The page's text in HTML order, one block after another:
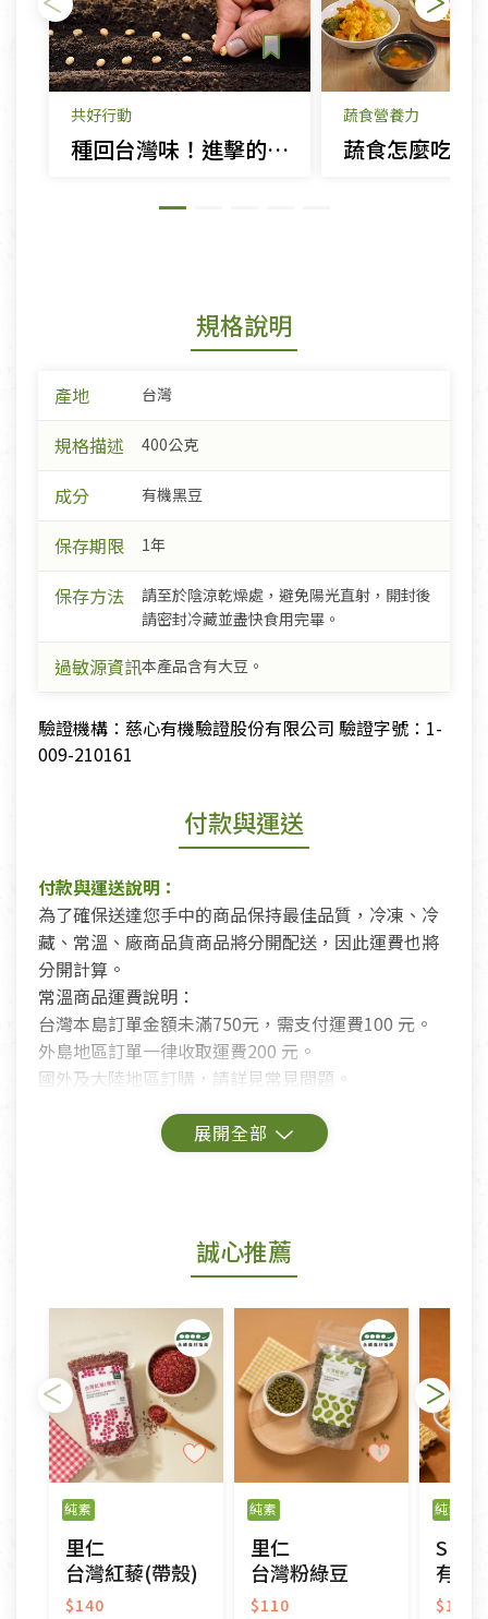
共好行動
種回台灣味！進擊的雜糧 本土的好食代
蔬食營養力
規格說明
產地 台灣
規格描述 400公克
成分 有機黑豆
保存期限 1年
保存方法
請至於陰涼乾燥處，避免陽光直射，開封後
請密封冷藏並盡快食用完畢。
過敏源資訊本產品含有大豆。
驗證機構：慈心有機驗證股份有限公司 驗證字號：1-
009-210161
付款與運送
付款與運送說明：
為了確保送達您手中的商品保持最佳品質，冷凍、冷
藏、常溫、廠商品貨商品將分開配送，因此運費也將
分開計算。
常溫商品運費說明：
台灣本島訂單金額未滿750元，需支付運費100 元。
外島地區訂單一律收取運費200 元。
國外及大陸地區訂購，請詳見常見問題。
鑑賞期商品說明：
若您購買的商品有下列「不適用七天鑑賞期商品」情
形者，除商品瑕疵以外，恕不接受退換貨.
依消保法之規定提供該商品七天免費鑑賞期(含例假
日)的服務，原則上若商品未經使用或被汙損(除商品
瑕疵)，一般皆可申請退換貨。
不適用七天鑑賞期商品：
以數位或電磁紀錄形式儲存之商品、易於變質或損壞
之商品、以及性質上無法或不適合退換之商品：如
CD、VCD、DVD、電腦軟體，若產品瑕疵無法讀取僅
接受原片換新。
衣飾鞋類-如T恤，如於送達後水洗或污損者。
美容保養用品、內衣褲、襪子、口罩等私人消耗性產
誠心推薦
純素
里仁
台灣紅藜(帶殼)
$140
純素
里仁
台灣粉綠豆
$110
純素
有機
$185